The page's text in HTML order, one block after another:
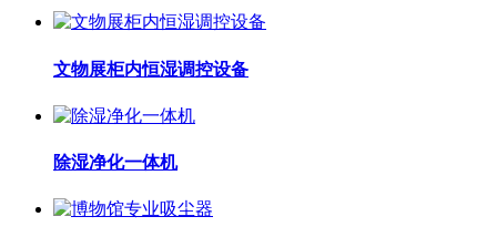
文物展柜内恒湿调控设备
除湿净化一体机